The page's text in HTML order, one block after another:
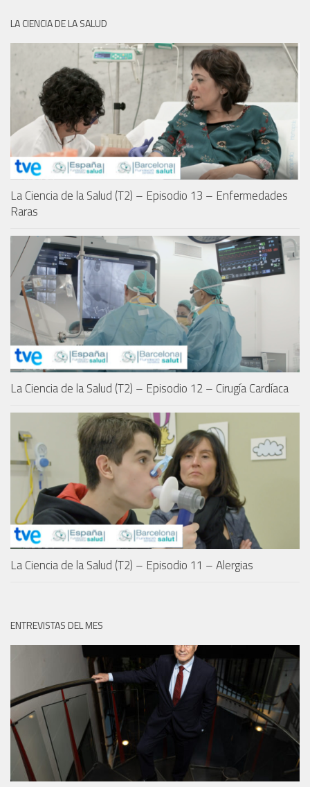
LA CIENCIA DE LA SALUD
La Ciencia de la Salud (T2) – Episodio 13 – Enfermedades
Raras
La Ciencia de la Salud (T2) – Episodio 12 – Cirugía Cardíaca
La Ciencia de la Salud (T2) – Episodio 11 – Alergias
ENTREVISTAS DEL MES